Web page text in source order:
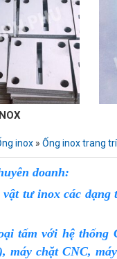
inox » Ống inox trang trí
doanh:
tư inox các
tấm với hệ thống
máy chặt CNC,